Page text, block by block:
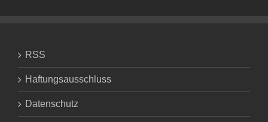
RSS
Haftungsausschluss
Datenschutz